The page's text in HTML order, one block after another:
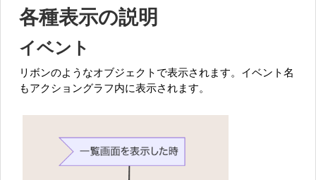
各種表示の説明
イベント
リボンのようなオブジェクトで表示されます。イベント名
もアクショングラフ内に表示されます。